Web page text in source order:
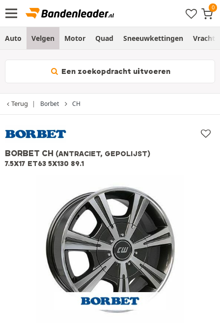
Auto Velgen Motor Quad Sneeuwkettingen
Een zoekopdracht uitvoeren
Terug Borbet CH
BORBET CH (ANTRACIET, GEPOLIJST)
7.5X17 ET63 5X130 89.1